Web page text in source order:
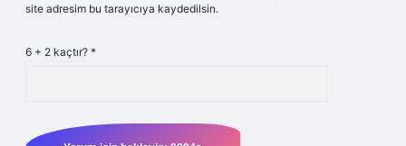
site adresim bu tarayıcıya kaydedilsin.
6 + 2 kaçtır? *